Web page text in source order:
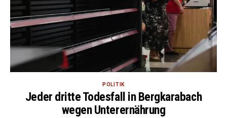
POLITIK
Jeder dritte Todesfall in Bergkarabach
wegen Unterernährung